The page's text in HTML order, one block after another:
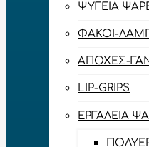
ΨΥΓΕΊΑ
ΦΑΚΟΊ-
ΑΠΌΧΕΣ-
LIP-GRIPS
EΡΓΑΛΕΊΑ